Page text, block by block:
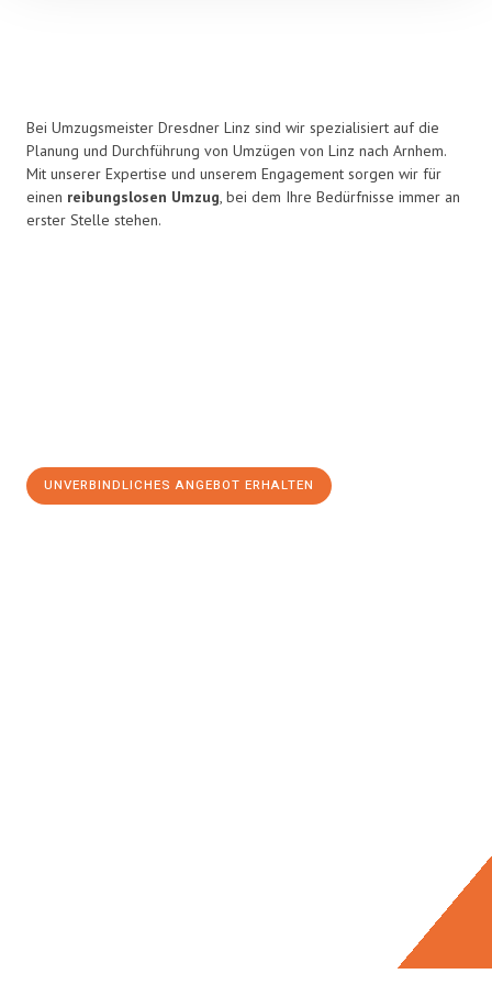
Bei Umzugsmeister Dresdner Linz sind wir spezialisiert auf die
Planung und Durchführung von Umzügen von Linz nach Arnhem.
Mit unserer Expertise und unserem Engagement sorgen wir für
einen reibungslosen Umzug, bei dem Ihre Bedürfnisse immer an
erster Stelle stehen.
UNVERBINDLICHES ANGEBOT ERHALTEN